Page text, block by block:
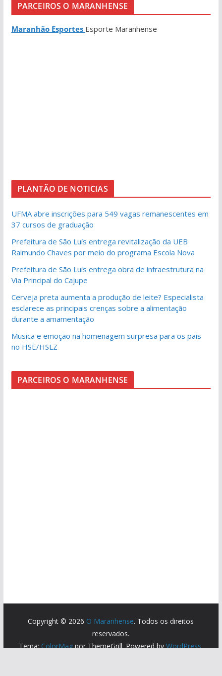
PARCEIROS O MARANHENSE
Maranhão Esportes Esporte Maranhense
PLANTÃO DE NOTICIAS
UFMA abre inscrições para 549 vagas remanescentes em
37 cursos de graduação
Prefeitura de São Luís entrega revitalização da UEB
Raimundo Chaves por meio do programa Escola Nova
Prefeitura de São Luís entrega obra de infraestrutura na
Via Principal do Cajupe
Cerveja preta aumenta a produção de leite? Especialista
esclarece as principais crenças sobre a alimentação
durante a amamentação
Musica e emoção na homenagem surpresa para os pais
no HSE/HSLZ
PARCEIROS O MARANHENSE
Copyright © 2026 O Maranhense. Todos os direitos
reservados.
Tema: ColorMag por ThemeGrill. Powered byWordPress.